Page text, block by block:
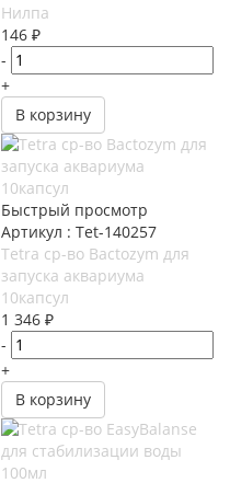
Нилпа
146 ₽
-
+
В корзину
Быстрый просмотр
Артикул : Tet-140257
Tetra ср-во Bactozym для
запуска аквариума
10капсул
1 346 ₽
-
+
В корзину